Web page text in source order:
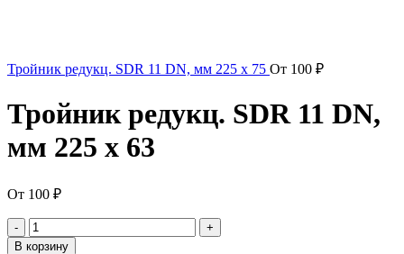
Тройник редукц. SDR 11 DN, мм 225 x 75 От 100 ₽
Тройник редукц. SDR 11 DN,
мм 225 x 63
От 100 ₽
В корзину